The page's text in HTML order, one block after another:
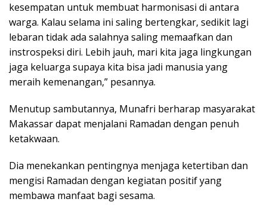
kesempatan untuk membuat harmonisasi di antara
warga. Kalau selama ini saling bertengkar, sedikit lagi
lebaran tidak ada salahnya saling memaafkan dan
instrospeksi diri. Lebih jauh, mari kita jaga lingkungan
jaga keluarga supaya kita bisa jadi manusia yang
meraih kemenangan,” pesannya.
Menutup sambutannya, Munafri berharap masyarakat
Makassar dapat menjalani Ramadan dengan penuh
ketakwaan.
Dia menekankan pentingnya menjaga ketertiban dan
mengisi Ramadan dengan kegiatan positif yang
membawa manfaat bagi sesama.